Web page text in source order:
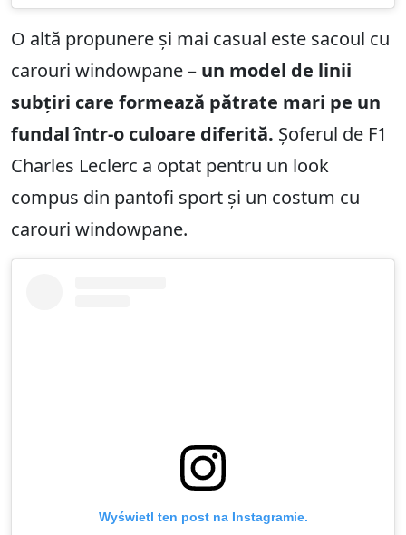
O altă propunere și mai casual este sacoul cu
carouri windowpane – un model de linii
subțiri care formează pătrate mari pe un
fundal într-o culoare diferită. Șoferul de F1
Charles Leclerc a optat pentru un look
compus din pantofi sport și un costum cu
carouri windowpane.
Wyświetl ten post na Instagramie.